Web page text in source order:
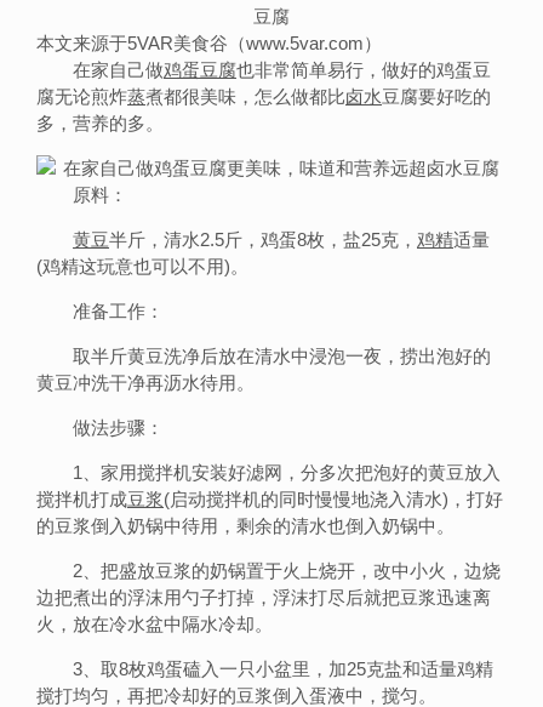
本文来源于5VAR美食谷（www.5var.com）
在家自己做鸡蛋豆腐也非常简单易行，做好的鸡蛋豆
腐无论煎炸蒸煮都很美味，怎么做都比卤水豆腐要好吃的
多，营养的多。
原料：
黄豆半斤，清水2.5斤，鸡蛋8枚，盐25克， 鸡精适量
(鸡精这玩意也可以不用)。
准备工作：
取半斤黄豆洗净后放在清水中浸泡一夜，捞出泡好的
黄豆冲洗干净再沥水待用。
做法步骤：
1、家用搅拌机安装好滤网，分多次把泡好的黄豆放入
搅拌机打成豆浆(启动搅拌机的同时慢慢地浇入清水)，打好
的豆浆倒入奶锅中待用，剩余的清水也倒入奶锅中。
2、把盛放豆浆的奶锅置于火上烧开，改中小火，边烧
边把煮出的浮沫用勺子打掉，浮沫打尽后就把豆浆迅速离
火，放在冷水盆中隔水冷却。
3、取8枚鸡蛋磕入一只小盆里，加25克盐和适量鸡精
搅打均匀，再把冷却好的豆浆倒入蛋液中，搅匀。